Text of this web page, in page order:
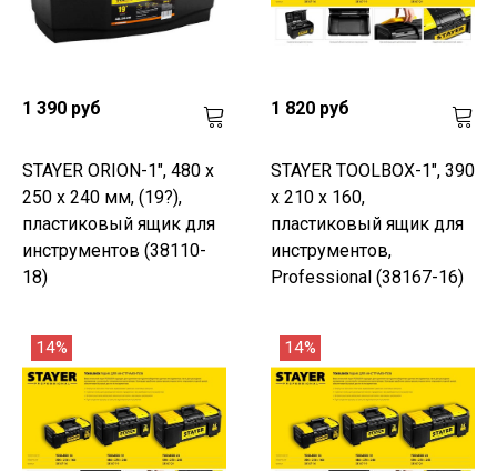
1 390 руб
STAYER ORION-1", 480 х
250 х 240 мм, (19?),
пластиковый ящик для
инструментов (38110-
18)
1 820 руб
STAYER TOOLBOX-1", 390
х 210 х 160,
пластиковый ящик для
инструментов,
Professional (38167-16)
14% 14%